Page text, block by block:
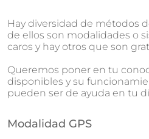
Hay diversidad de métodos
de ellos son modalidades o
caros y hay otros que son
Queremos poner en tu
disponibles y su
pueden ser de ayuda en tu
Modalidad GPS